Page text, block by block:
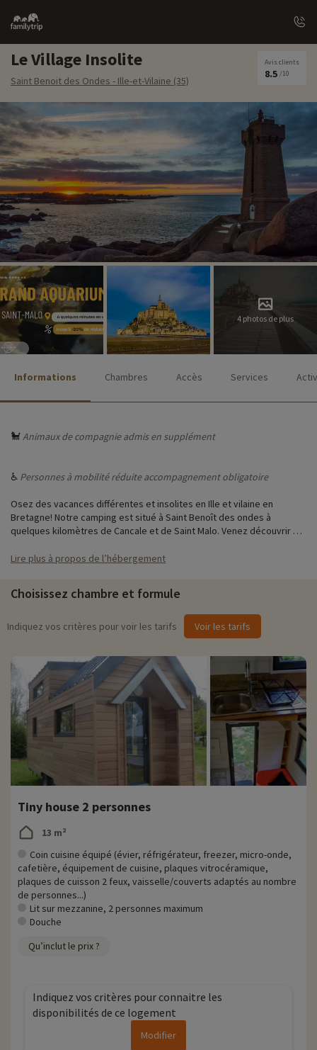
Family
trip
Le Village Insolite
Saint Benoit des Ondes - Ille-et-Vilaine (35)
Avis clients
8.5 /10
4 photos de plus
Informations Chambres Accès Services
🐩 Animaux de compagnie admis en supplément
♿ Personnes à mobilité réduite accompagnement obligatoire
Osez des vacances différentes et insolites en Ille et vilaine en
Bretagne! Notre camping est situé à Saint Benoît des ondes à
quelques kilomètres de Cancale et de Saint Malo. Venez découvrir ce
de la si belle ville de Saint Malo. Vous profiterez du charme de la
Lire plus à propos de l’hébergement
Choisissez chambre et formule
Indiquez vos critères pour voir les tarifs Voir les tarifs
Tiny house 2 personnes
13 m²
Coin cuisine équipé (évier, réfrigérateur, freezer, micro-onde,
cafetière, équipement de cuisine, plaques vitrocéramique,
plaques de cuisson 2 feux, vaisselle/couverts adaptés au nombre
de personnes...)
Lit sur mezzanine, 2 personnes maximum
Douche
Qu’inclut le prix ?
Indiquez vos critères pour connaitre les
disponibilités de ce logement
Modifier